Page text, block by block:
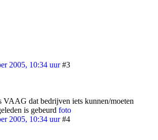
2005, 10:34 uur #3
VAAG dat bedrijven iets kunnen/moeten
is gebeurd foto
2005, 10:34 uur #4